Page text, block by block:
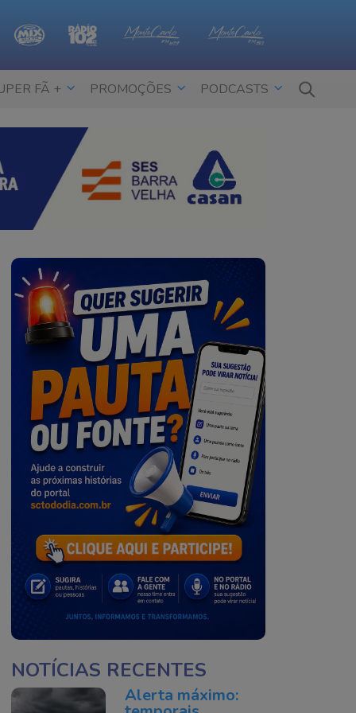
FÃ + PROMOÇÕES PODCASTS
NOTÍCIAS RECENTES
Alerta máximo: